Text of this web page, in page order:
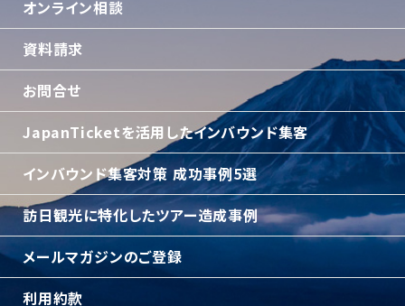
オンライン相談
資料請求
お問合せ
JapanTicketを活用したインバウンド集客
インバウンド集客対策 成功事例5選
訪日観光に特化したツアー造成事例
メールマガジンのご登録
利用約款